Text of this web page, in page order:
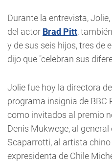
Durante la entrevista,
del actor Brad Pitt,
y de sus seis hijos, tres de
dijo que "celebran sus
Jolie fue hoy la directora
programa insignia de BBC
como invitados al premio
Denis Mukwege, al
Scaparrotti, al artista chino
expresidenta de Chile